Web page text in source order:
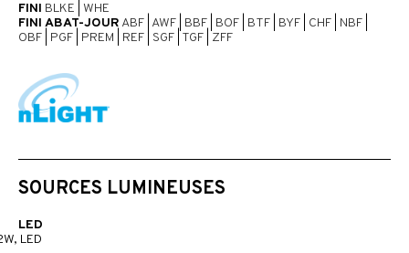
FINI BLKE WHE
FINI ABAT-JOUR ABF AWF BBF BOF BTF BYF CHF NBF
OBF PGF PREM REF SGF TGF ZFF
SOURCES LUMINEUSES
LED
LED